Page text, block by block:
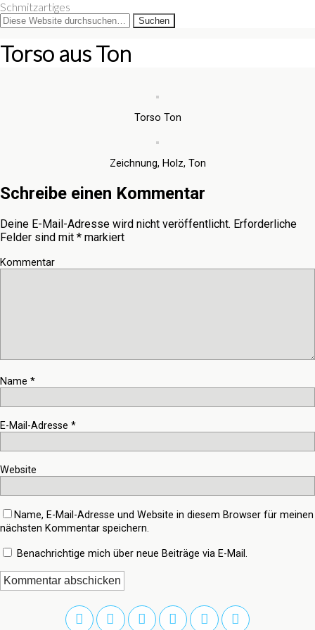
Schmitzartiges
Torso aus Ton
Torso Ton
Zeichnung, Holz, Ton
Schreibe einen Kommentar
Deine E-Mail-Adresse wird nicht veröffentlicht. Erforderliche
Felder sind mit * markiert
Kommentar
Name *
E-Mail-Adresse *
Website
Name, E-Mail-Adresse und Website in diesem Browser für meinen
nächsten Kommentar speichern.
Benachrichtige mich über neue Beiträge via E-Mail.